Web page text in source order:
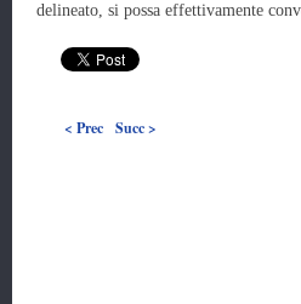
delineato, si possa effettivamente
< Prec Succ >